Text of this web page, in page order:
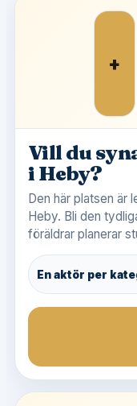
+
Vill du
i Heby?
Den här platsen är
Heby. Bli den
föräldrar planerar
En aktör per